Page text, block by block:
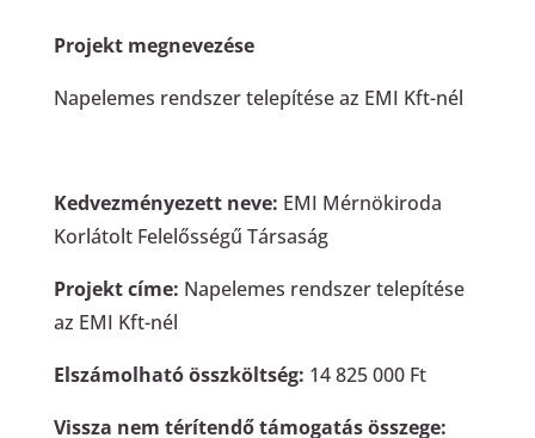
Projekt megnevezése
Napelemes rendszer telepítése az EMI Kft-nél
Kedvezményezett neve: EMI Mérnökiroda
Korlátolt Felelősségű Társaság
Projekt címe: Napelemes rendszer telepítése
az EMI Kft-nél
Elszámolható összköltség: 14 825 000 Ft
Vissza nem térítendő támogatás összege: